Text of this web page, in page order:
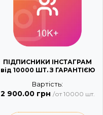
ПІДПИСНИКИ ІНСТАГРАМ
від 10000 ШТ. З ГАРАНТІЄЮ
Вартість:
2 900.00 грн /от 10000 шт.